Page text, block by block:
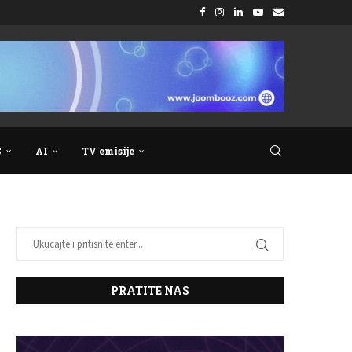
AI TV emisije
PRATITE NAS